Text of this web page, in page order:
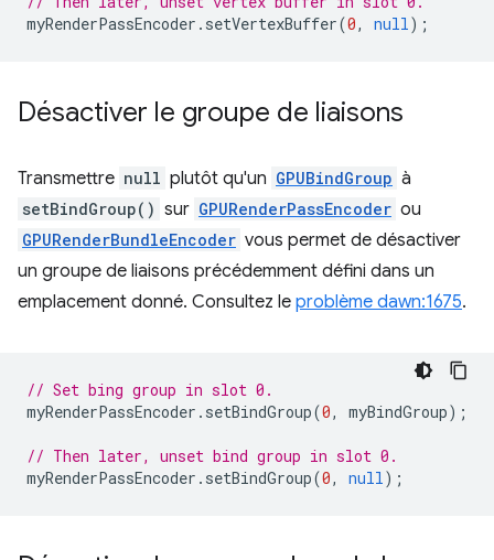
myRenderPassEncoder . setVertexBuffer(0, null);
Désactiver le groupe de liaisons
Transmettre null plutôt qu'un GPUBindGroup à
setBindGroup() sur GPURenderPassEncoder ou
GPURenderBundleEncoder vous permet de désactiver
un groupe de liaisons précédemment défini dans un
emplacement donné. Consultez le problème dawn:1675.
// Set bing group in slot 0.
myRenderPassEncoder . setBindGroup(0, myBindGroup);
// Then later, unset bind group in slot 0.
myRenderPassEncoder . setBindGroup(0, null);